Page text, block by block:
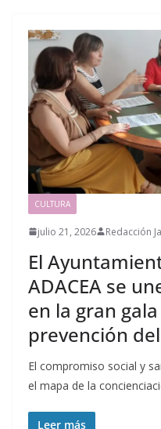
CULTURA
julio 21, 2026 Redacción
El
ADACEA se
en la gran
prevención
El compromiso social y
el mapa de la
Leer más